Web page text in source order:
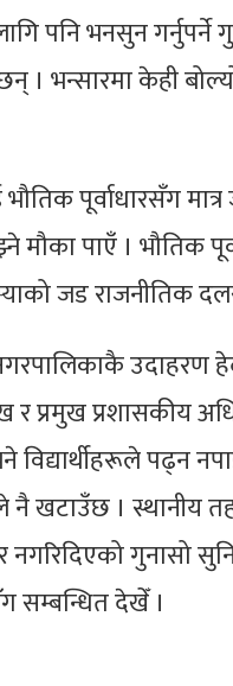
पनि भनसुन गर्नुपर्ने
छन् । भन्सारमा केही
पूर्वाधारसँग
मौका पाएँ । भौतिक
जड राजनीतिक
उदाहरण
र प्रमुख प्रशासकीय
पढ्न
। स्थानीय
गुनासो
सम्बन्धित देखेँ ।